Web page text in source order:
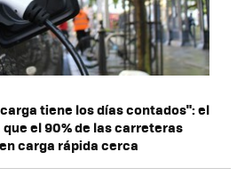
tiene los días contados": el
el 90% de las carreteras
carga rápida cerca